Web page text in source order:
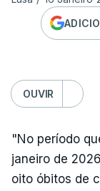
OUVIR
"No período
janeiro de
oito óbitos de